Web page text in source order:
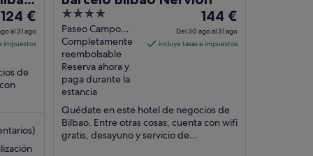
El
precio
es
124 €
por
30
ago
124 €
al 31 ago
impuestos
de
4
out
of
5
Paseo Campo
Volantin 11 Bilbao
Vizcaya
Completamente
reembolsable
Reserva ahora y
paga durante la
estancia
El
precio
es
noche
del
144 €
Del 30 ago al 31 ago
incluye tasas e impuestos
Quédate en este hotel de negocios de
Bilbao. Entre otras cosas, cuenta con wifi
gratis, desayuno y servicio de